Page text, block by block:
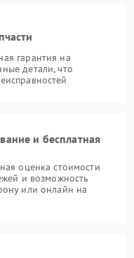
гарантия на
детали, что
и бесплатная
оценка стоимости
и возможность
или онлайн на